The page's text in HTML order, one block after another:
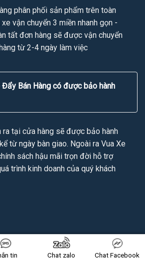
phân phối sản phẩm trên toàn
vận chuyển 3 miền nhanh gọn -
tất đơn hàng sẽ được vận chuyển
từ 2-4 ngày làm việc
Bán Hàng có được bảo hành
ra tại cửa hàng sẽ được bảo hành
từ ngày bàn giao. Ngoài ra Vua Xe
sách hậu mãi trọn đời hỗ trợ
trình kinh doanh của quý khách
All Rights Reserved
tin Chat zalo Chat Facebook